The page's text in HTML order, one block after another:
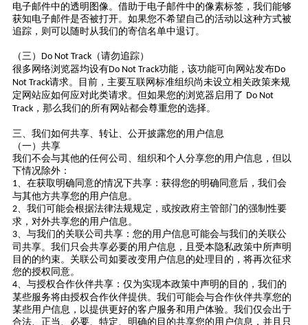
电子邮件中的透明图像。借助于电子邮件中的像素标签，我们能够
获知电子邮件是否被打开。如果您不希望自己的活动以这种方式被
追踪，则可以随时从我们的寄信名单中退订。
（三） Do Not Track（请勿追踪）
很多网络浏览器均设有Do Not Track功能，该功能可向网站发布Do
Not Track请求。目前，主要互联网标准组织尚未设立相关政策来规
定网站应如何应对此类请求。但如果您的浏览器启用了 Do Not
Track，那么我们的所有网站都会尊重您的选择。
三、我们如何共享、转让、公开披露您的用户信息
（一）共享
我们不会与其他的任何公司、组织和个人分享您的用户信息，但以
下情况除外：
1 、在获取明确同意的情况下共享：获得您的明确同意后，我们会
与其他方共享您的用户信息。
2、我们可能会根据法律法规规定，或按政府主管部门的强制性要
求，对外共享您的用户信息。
3、与我们的关联公司共享：您的用户信息可能会与我们的关联公
司共享。我们只会共享必要的用户信息，且受本隐私政策中所声明
目的的约束。关联公司如要改变用户信息的处理目的，将再次征求
您的授权同意。
4、与授权合作伙伴共享：仅为实现本政策中声明的目的，我们的
某些服务将由授权合作伙伴提供。我们可能会与合作伙伴共享您的
某些用户信息，以提供更好的客户服务和用户体验。我们仅会出于
合法、正当、必要、特定、明确的目的共享您的用户信息，并且只